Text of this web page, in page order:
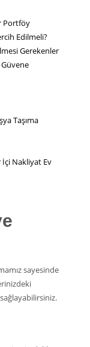
Portföy
Edilmeli?
Gerekenler
Taşıma
Nakliyat Ev
sayesinde
sağlayabilirsiniz.